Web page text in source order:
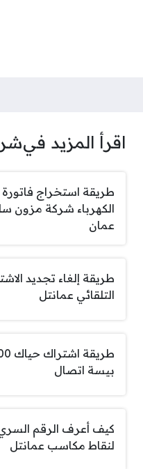
اقرأ المزيد في
طريقة استخراج فاتورة
الكهرباء شركة مزون
عمان
طريقة إلغاء تجديد
التلقائي عمانتل
طريقة
بيسة اتصال
كيف أعرف الرقم
لنقاط مكاسب عمانتل